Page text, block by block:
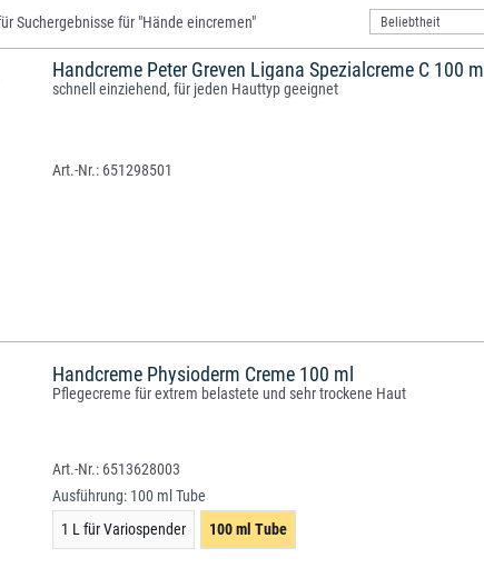
Suchergebnisse für "Hände eincremen"
Handcreme Peter Greven Ligana Spezialcreme C 100 ml
schnell einziehend, für jeden Hauttyp geeignet
651298501
Handcreme Physioderm Creme 100 ml
Pflegecreme für extrem belastete und sehr trockene Haut
6513628003
Ausführung: 100 ml Tube
1 L für Variospender
100 ml Tube